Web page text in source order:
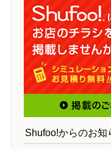
Shufoo!からのお知